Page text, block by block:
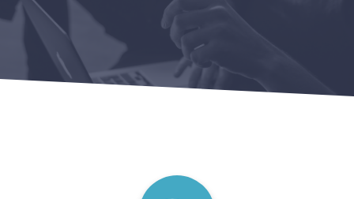
Offerte
1. Seo voor beginners +
2. Onderzoeken +